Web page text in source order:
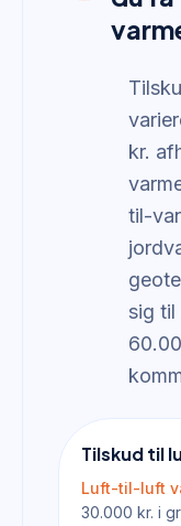
kr.
til-
sig til
Tilskud til
Luft-til-luft
30.000 kr. i